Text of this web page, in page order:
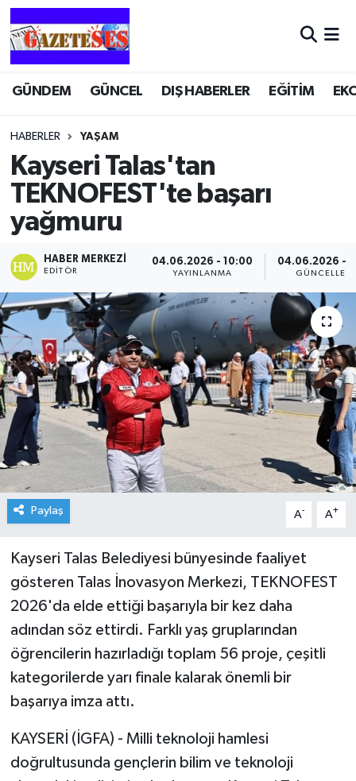
GÜNDEM GÜNCEL DIŞ HABERLER EĞİTİM
HABERLER YAŞAM
Kayseri Talas'tan
TEKNOFEST'te başarı
yağmuru
HABER MERKEZI
EDITÖR
04.06.2026 - 10:00
YAYINLANMA
04.06.2026 -
Paylaş A- A+
Kayseri Talas Belediyesi bünyesinde faaliyet
gösteren Talas İnovasyon Merkezi, TEKNOFEST
2026'da elde ettiği başarıyla bir kez daha
adından söz ettirdi. Farklı yaş gruplarından
öğrencilerin hazırladığı toplam 56 proje, çeşitli
kategorilerde yarı finale kalarak önemli bir
başarıya imza attı.
KAYSERİ (İGFA) - Milli teknoloji hamlesi
doğrultusunda gençlerin bilim ve teknoloji